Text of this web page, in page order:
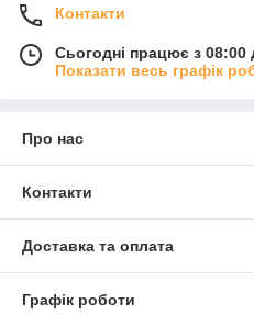
Контакти
Сьогодні працює з 08:00
Показати весь графік
Про нас
Контакти
Доставка та оплата
Графік роботи